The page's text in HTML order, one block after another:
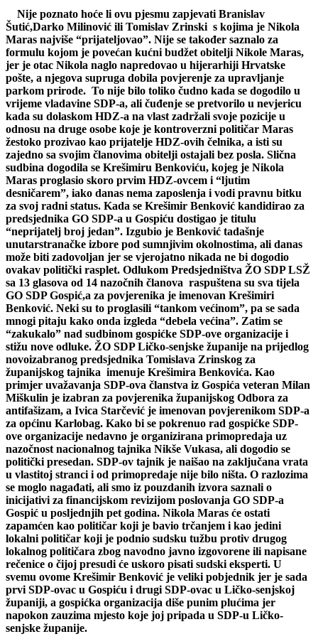
Nije poznato hoće li ovu pjesmu zapjevati Branislav
Šutić,Darko Milinović ili Tomislav Zrinski s kojima je Nikola
Maras najviše “prijateljovao”. Nije se također saznalo za
formulu kojom je povećan kućni budžet obitelji Nikole Maras,
jer je otac Nikola naglo napredovao u hijerarhiji Hrvatske
pošte, a njegova supruga dobila povjerenje za upravljanje
parkom prirode. To nije bilo toliko čudno kada se dogodilo u
vrijeme vladavine SDP-a, ali čuđenje se pretvorilo u nevjericu
kada su dolaskom HDZ-a na vlast zadržali svoje pozicije u
odnosu na druge osobe koje je kontroverzni političar Maras
žestoko prozivao kao prijatelje HDZ-ovih čelnika, a isti su
zajedno sa svojim članovima obitelji ostajali bez posla. Slična
sudbina dogodila se Krešimiru Benkoviću, kojeg je Nikola
Maras proglasio skoro prvim HDZ-ovcem i “ljutim
desničarem”, iako danas nema zaposlenja i vodi pravnu bitku
za svoj radni status. Kada se Krešimir Benković kandidirao za
predsjednika GO SDP-a u Gospiću dostigao je titulu
“neprijatelj broj jedan”. Izgubio je Benković tadašnje
unutarstranačke izbore pod sumnjivim okolnostima, ali danas
može biti zadovoljan jer se vjerojatno nikada ne bi dogodio
ovakav politički rasplet. Odlukom Predsjedništva ŽO SDP LSŽ
sa 13 glasova od 14 nazočnih članova raspuštena su sva tijela
GO SDP Gospić,a za povjerenika je imenovan Krešimiri
Benković. Neki su to proglasili “tankom većinom”, pa se sada
mnogi pitaju kako onda izgleda “debela većina”. Zatim se
“zakukalo” nad sudbinom gospićke SDP-ove organizacije i
stižu nove odluke. ŽO SDP Ličko-senjske županije na prijedlog
novoizabranog predsjednika Tomislava Zrinskog za
županijskog tajnika imenuje Krešimira Benkovića. Kao
primjer uvažavanja SDP-ova članstva iz Gospića veteran Milan
Miškulin je izabran za povjerenika županijskog Odbora za
antifašizam, a Ivica Starčević je imenovan povjerenikom SDP-a
za općinu Karlobag. Kako bi se pokrenuo rad gospićke SDP-
ove organizacije nedavno je organizirana primopredaja uz
nazočnost nacionalnog tajnika Nikše Vukasa, ali dogodio se
politički presedan. SDP-ov tajnik je naišao na zaključana vrata
u vlastitoj stranci i od primopredaje nije bilo ništa. O razlozima
se moglo nagađati, ali smo iz pouzdanih izvora saznali o
inicijativi za financijskom revizijom poslovanja GO SDP-a
Gospić u posljednjih pet godina. Nikola Maras će ostati
zapamćen kao političar koji je bavio trčanjem i kao jedini
lokalni političar koji je podnio sudsku tužbu protiv drugog
lokalnog političara zbog navodno javno izgovorene ili napisane
rečenice o čijoj presudi će uskoro pisati sudski eksperti. U
svemu ovome Krešimir Benković je veliki pobjednik jer je sada
prvi SDP-ovac u Gospiću i drugi SDP-ovac u Ličko-senjskoj
županiji, a gospićka organizacija diše punim plućima jer
napokon zauzima mjesto koje joj pripada u SDP-u Ličko-
senjske županije.